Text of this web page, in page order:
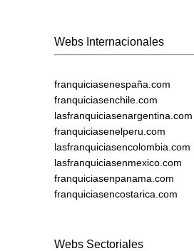
Webs Internacionales
franquiciasenespaña.com
franquiciasenchile.com
lasfranquiciasenargentina.com
franquiciasenelperu.com
lasfranquiciasencolombia.com
lasfranquiciasenmexico.com
franquiciasenpanama.com
franquiciasencostarica.com
Webs Sectoriales